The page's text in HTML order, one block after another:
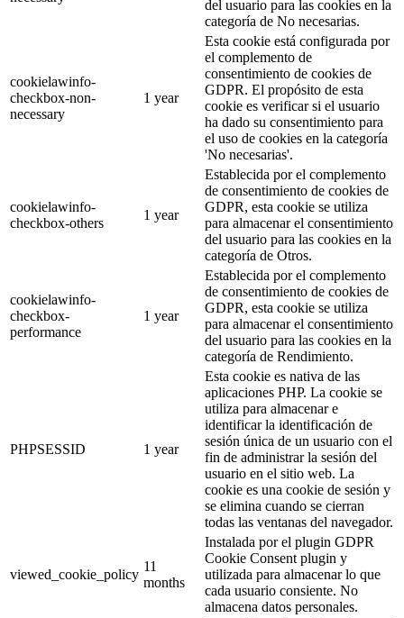
del usuario para las cookies en la
categoría de No necesarias.
cookielawinfo-
checkbox-non-
necessary
1 year
Esta cookie está configurada por
el complemento de
consentimiento de cookies de
GDPR. El propósito de esta
cookie es verificar si el usuario
ha dado su consentimiento para
el uso de cookies en la categoría
'No necesarias'.
cookielawinfo-
checkbox-others
1 year
Establecida por el complemento
de consentimiento de cookies de
GDPR, esta cookie se utiliza
para almacenar el consentimiento
del usuario para las cookies en la
categoría de Otros.
cookielawinfo-
checkbox-
performance
1 year
Establecida por el complemento
de consentimiento de cookies de
GDPR, esta cookie se utiliza
para almacenar el consentimiento
del usuario para las cookies en la
categoría de Rendimiento.
PHPSESSID 1 year
Esta cookie es nativa de las
aplicaciones PHP. La cookie se
utiliza para almacenar e
identificar la identificación de
sesión única de un usuario con el
fin de administrar la sesión del
usuario en el sitio web. La
cookie es una cookie de sesión y
se elimina cuando se cierran
todas las ventanas del navegador.
viewed_cookie_policy
11
months
Instalada por el plugin GDPR
Cookie Consent plugin y
utilizada para almacenar lo que
cada usuario consiente. No
almacena datos personales.